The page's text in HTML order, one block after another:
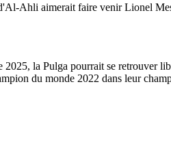
Ahli aimerait faire venir Lionel
la Pulga pourrait se retrouver
du monde 2022 dans leur